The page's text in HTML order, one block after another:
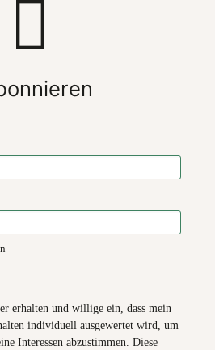
erhalten und willige ein, dass mein
individuell ausgewertet wird, um
Interessen abzustimmen. Diese